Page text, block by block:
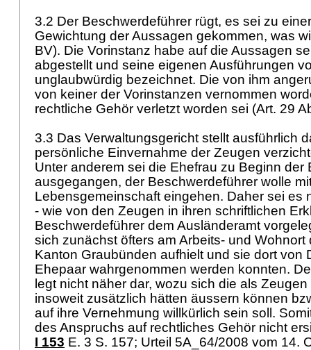
3.2 Der Beschwerdeführer rügt, es sei zu
Gewichtung der Aussagen gekommen, was
BV). Die Vorinstanz habe auf die Aussagen
abgestellt und seine eigenen Ausführungen
unglaubwürdig bezeichnet. Die von ihm
von keiner der Vorinstanzen vernommen
rechtliche Gehör verletzt worden sei (Art. 29
3.3 Das Verwaltungsgericht stellt ausführlich
persönliche Einvernahme der Zeugen
Unter anderem sei die Ehefrau zu Beginn der
ausgegangen, der Beschwerdeführer wolle
Lebensgemeinschaft eingehen. Daher sei es
- wie von den Zeugen in ihren schriftlichen
Beschwerdeführer dem Ausländeramt
sich zunächst öfters am Arbeits- und
Kanton Graubünden aufhielt und sie dort von
Ehepaar wahrgenommen werden konnten.
legt nicht näher dar, wozu sich die als
insoweit zusätzlich hätten äussern können
auf ihre Vernehmung willkürlich sein soll.
des Anspruchs auf rechtliches Gehör nicht
I 153 E. 3 S. 157; Urteil 5A_64/2008 vom 14.